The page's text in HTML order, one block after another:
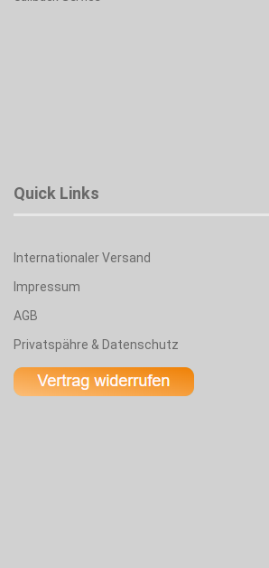
Quick Links
Internationaler Versand
Impressum
AGB
Privatspähre & Datenschutz